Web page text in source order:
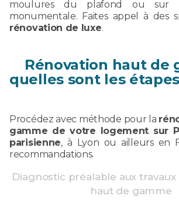
moulures du plafond ou sur
monumentale. Faites appel à des
rénovation de luxe.
Rénovation haut de
quelles sont les
Procédez avec méthode pour la
gamme de votre logement sur
parisienne, à Lyon ou ailleurs en
recommandations.
Diagnostic préalable aux
haut de gamme